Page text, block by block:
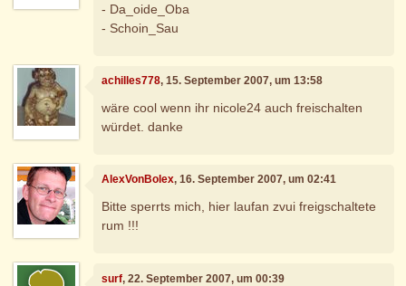
- Da_oide_Oba
- Schoin_Sau
achilles778, 15. September 2007, um 13:58
wäre cool wenn ihr nicole24 auch freischalten
würdet. danke
AlexVonBolex, 16. September 2007, um 02:41
Bitte sperrts mich, hier laufan zvui freigschaltete
rum !!!
surf, 22. September 2007, um 00:39